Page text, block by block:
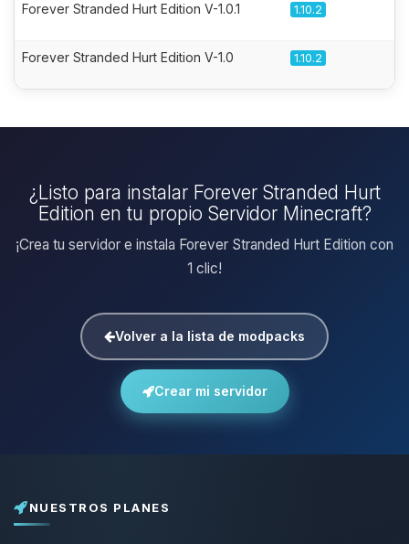
Forever Stranded Hurt Edition V-1.0.1 1.10.2
Forever Stranded Hurt Edition V-1.0 1.10.2
¿Listo para instalar Forever Stranded Hurt
Edition en tu propio Servidor Minecraft?
¡Crea tu servidor e instala Forever Stranded Hurt Edition con
1 clic!
Volver a la lista de modpacks
Crear mi servidor
NUESTROS PLANES